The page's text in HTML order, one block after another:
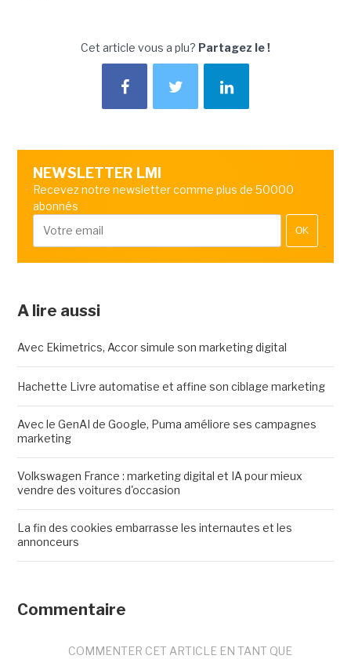
Cet article vous a plu? Partagez le !
NEWSLETTER LMI
Recevez notre newsletter comme plus de 50000
abonnés
OK
A lire aussi
Avec Ekimetrics, Accor simule son marketing digital
Hachette Livre automatise et affine son ciblage marketing
Avec le GenAI de Google, Puma améliore ses campagnes
marketing
Volkswagen France : marketing digital et IA pour mieux
vendre des voitures d'occasion
La fin des cookies embarrasse les internautes et les
annonceurs
Commentaire
COMMENTER CET ARTICLE EN TANT QUE